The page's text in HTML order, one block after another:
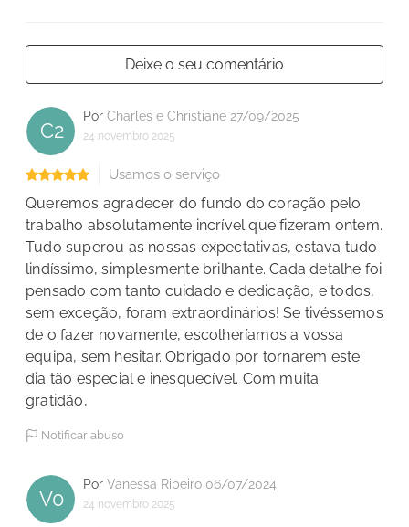
Deixe o seu comentário
C2
Por Charles e Christiane 27/09/2025
24 novembro 2025
Usamos o serviço
Queremos agradecer do fundo do coração pelo
trabalho absolutamente incrível que fizeram ontem.
Tudo superou as nossas expectativas, estava tudo
lindíssimo, simplesmente brilhante. Cada detalhe foi
pensado com tanto cuidado e dedicação, e todos,
sem exceção, foram extraordinários! Se tivéssemos
de o fazer novamente, escolheríamos a vossa
equipa, sem hesitar. Obrigado por tornarem este
dia tão especial e inesquecível. Com muita
gratidão,
Notificar abuso
V0
Por Vanessa Ribeiro 06/07/2024
24 novembro 2025